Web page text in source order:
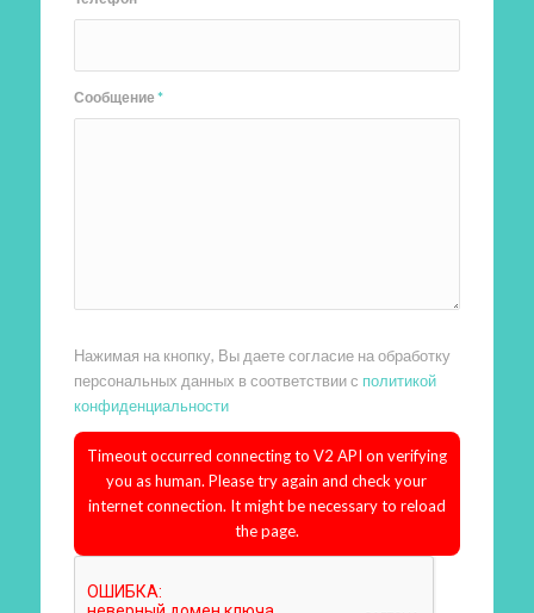
Сообщение*
Нажимая на кнопку, Вы даете согласие на обработку
персональных данных в соответствии с политикой
конфиденциальности
Timeout occurred connecting to V2 API on verifying
you as human. Please try again and check your
internet connection. It might be necessary to reload
the page.